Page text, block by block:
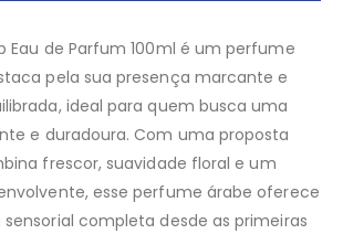
Eau de Parfum 100ml é um perfume
pela sua presença marcante e
ideal para quem busca uma
e duradoura. Com uma proposta
frescor, suavidade floral e um
esse perfume árabe oferece
completa desde as primeiras